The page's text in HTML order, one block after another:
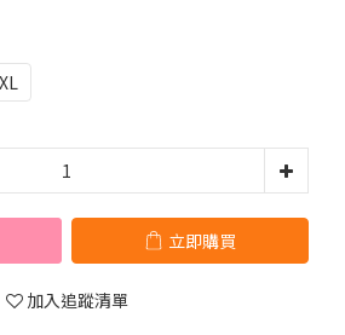
立即購買
加入追蹤清單